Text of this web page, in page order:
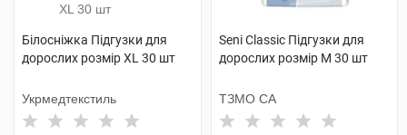
Білосніжка Підгузки для
дорослих розмір XL 30 шт
Укрмедтекстиль
Seni Classic Підгузки для
дорослих розмір M 30 шт
ТЗМО СА